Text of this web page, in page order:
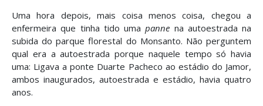
Uma hora depois, mais coisa menos coisa, chegou a
enfermeira que tinha tido umapanne na autoestrada na
subida do parque florestal do Monsanto. Não perguntem
qual era a autoestrada porque naquele tempo só havia
uma: Ligava a ponte Duarte Pacheco ao estádio do Jamor,
ambos inaugurados, autoestrada e estádio, havia quatro
anos.